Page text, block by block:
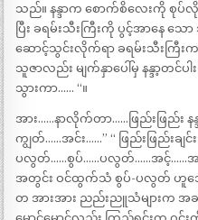
သည်။ နန္ဒာက စောက်စိလေးကို စု
ပြီး ခရမ်းသီးကြီးကို ပွင့်အာနေ သေ
ဆောင့်သွင်းလိုက်ရာ ခရမ်းသီးကြီ
သူဇာလည်း မျက်နှာပေါ်မှ နန္ဒာ့တင်
သွားကာ…… “။
အား……နာလိုက်တာ……ဖြည်းဖြည်း
ကျွတ်……အင်း……” “ ဖြည်းဖြည်းချ
ပလွတ်……စွပ်……ပလွတ်……အင့်……အင့်
အတွင်း ဝင်ထွက်သံ စွပ်-ပလွတ် ဟူသ
တ အားအား ညည်းညူသံများက အခ